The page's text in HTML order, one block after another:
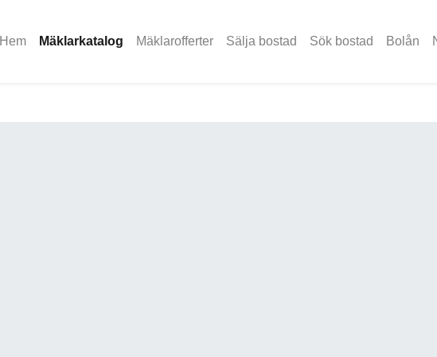
Hem Mäklarkatalog Mäklarofferter Sälja bostad Sök bostad Bolån